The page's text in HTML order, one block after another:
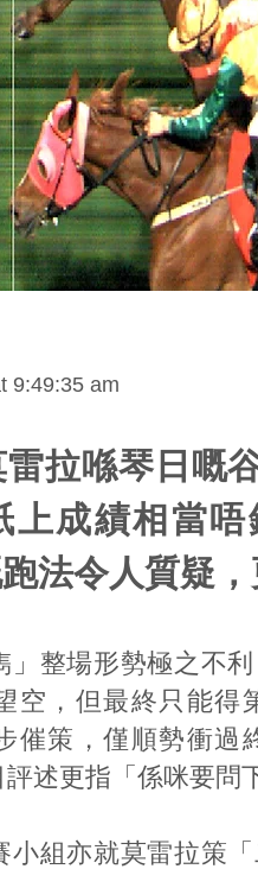
9:49:35 am
拉喺琴日嘅
上成績相當
跑法令人質疑
」整場形勢極之不
空，但最終只能得
催策，僅順勢衝過
述更指「係咪要問
小組亦就莫雷拉策